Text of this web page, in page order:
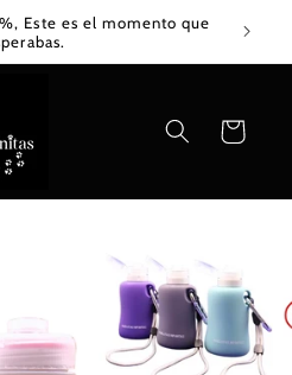
Este es el momento que
Carrito